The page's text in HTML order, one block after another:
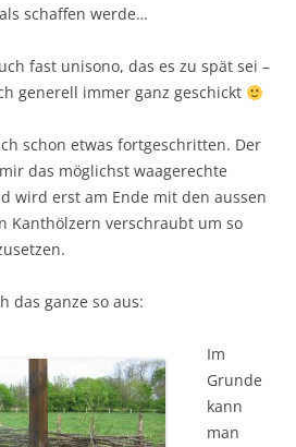
schaffen werde…
fast unisono, das es zu spät sei –
generell immer ganz geschickt
schon etwas fortgeschritten. Der
das möglichst waagerechte
wird erst am Ende mit den aussen
Kanthölzern verschraubt um so
das ganze so aus:
Im
Grunde
kann
man